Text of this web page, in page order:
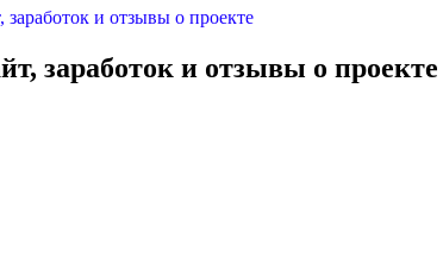
и отзывы о проекте
заработок и отзывы о проекте